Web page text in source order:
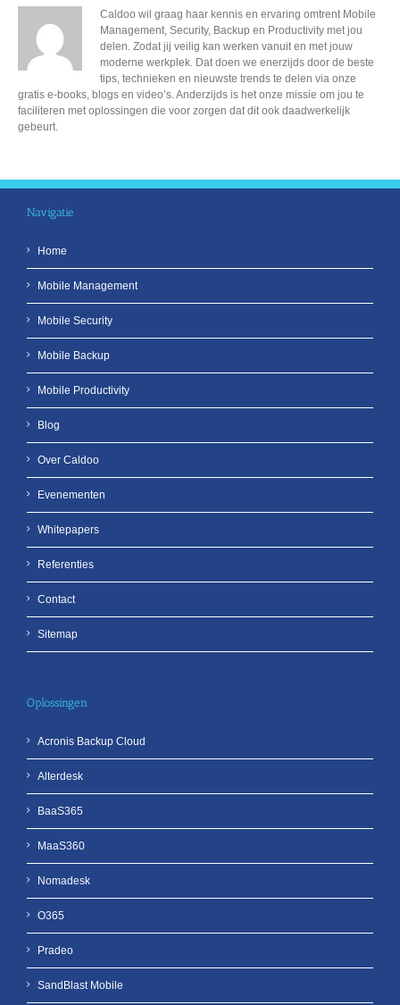
Caldoo wil graag haar kennis en ervaring omtrent Mobile
Management, Security, Backup en Productivity met jou
delen. Zodat jij veilig kan werken vanuit en met jouw
moderne werkplek. Dat doen we enerzijds door de beste
tips, technieken en nieuwste trends te delen via onze
gratis e-books, blogs en video’s. Anderzijds is het onze missie om jou te
faciliteren met oplossingen die voor zorgen dat dit ook daadwerkelijk
gebeurt.
Navigatie
Home
Mobile Management
Mobile Security
Mobile Backup
Mobile Productivity
Blog
Over Caldoo
Evenementen
Whitepapers
Referenties
Contact
Sitemap
Oplossingen
Acronis Backup Cloud
Alterdesk
BaaS365
MaaS360
Nomadesk
O365
Pradeo
SandBlast Mobile